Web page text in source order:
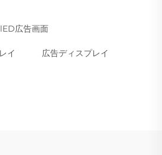
lED広告画面
イ 広告ディスプレイ